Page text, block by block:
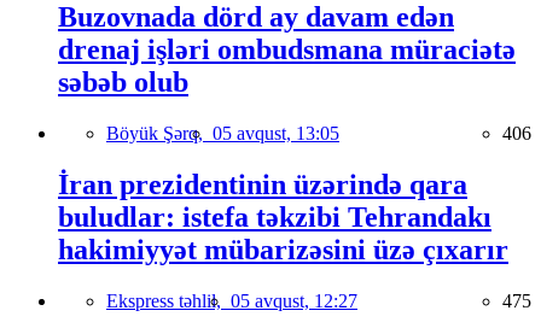
Buzovnada dörd ay davam edən
drenaj işləri ombudsmana müraciətə
səbəb olub
Böyük Şərq, 05 avqust, 13:05 406
İran prezidentinin üzərində qara
buludlar: istefa təkzibi Tehrandakı
hakimiyyət mübarizəsini üzə çıxarır
Ekspress təhlil, 05 avqust, 12:27 475